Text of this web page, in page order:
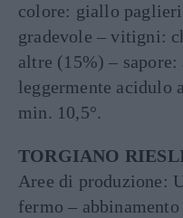
colore: giallo
gradevole – vitigni:
altre (15%) –
leggermente acidulo
min. 10,5°.
TORGIANO
Aree di produzione:
fermo –